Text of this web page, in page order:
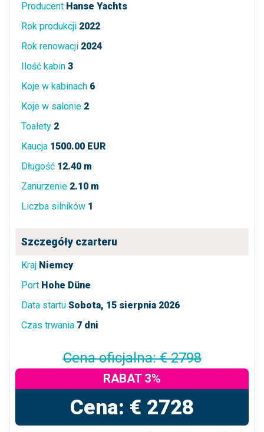
Producent Hanse Yachts
Rok produkcji 2022
Rok renowacji 2024
Ilość kabin 3
Koje w kabinach 6
Koje w salonie 2
Toalety 2
Kaucja 1500.00 EUR
Długość 12.40 m
Zanurzenie 2.10 m
Liczba silników 1
Szczegóły czarteru
Kraj Niemcy
Port Hohe Düne
Data startu Sobota, 15 sierpnia 2026
Czas trwania 7 dni
Cena oficjalna: € 2798
RABAT 3%
Cena: € 2728